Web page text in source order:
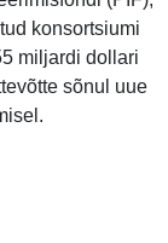
konsortsiumi
miljardi dollari
sõnul uue